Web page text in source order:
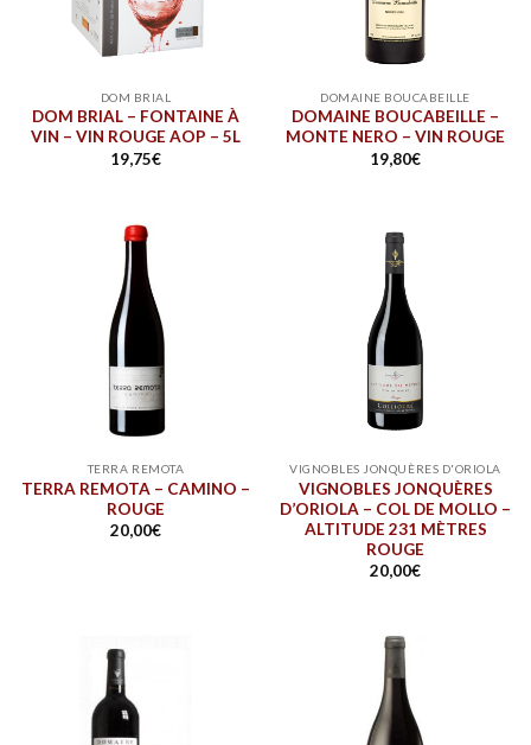
DOM BRIAL
DOM BRIAL – FONTAINE À
VIN – VIN ROUGE AOP – 5L
19,75€
DOMAINE BOUCABEILLE
DOMAINE BOUCABEILLE –
MONTE NERO – VIN ROUGE
19,80€
TERRA REMOTA
TERRA REMOTA – CAMINO –
ROUGE
20,00€
VIGNOBLES JONQUÈRES D'ORIOLA
VIGNOBLES JONQUÈRES
D’ORIOLA – COL DE MOLLO –
ALTITUDE 231 MÈTRES
ROUGE
20,00€